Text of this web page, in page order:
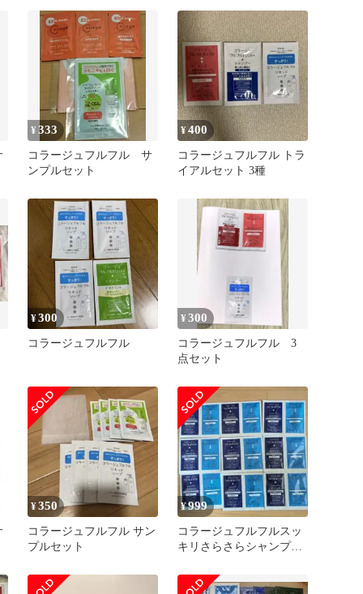
¥333
コラージュフルフル サ
ンプルセット
¥400
コラージュフルフル トラ
イアルセット 3種
¥300
コラージュフルフル
¥300
コラージュフルフル 3
点セット
¥350
コラージュフルフル サン
プルセット
¥999
コラージュフルフルスッ
キリさらさらシャンプー